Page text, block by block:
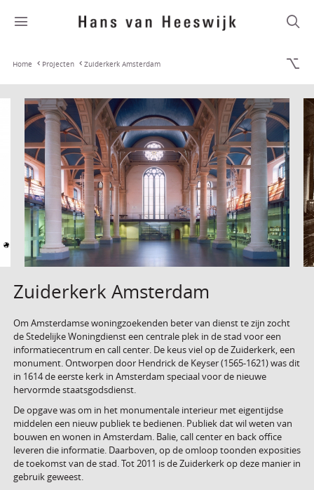
Home Projecten Zuiderkerk Amsterdam
Zuiderkerk Amsterdam
Om Amsterdamse woningzoekenden beter van dienst te zijn zocht
de Stedelijke Woningdienst een centrale plek in de stad voor een
informatiecentrum en call center. De keus viel op de Zuiderkerk, een
monument. Ontworpen door Hendrick de Keyser (1565-1621) was dit
in 1614 de eerste kerk in Amsterdam speciaal voor de nieuwe
hervormde staatsgodsdienst.
De opgave was om in het monumentale interieur met eigentijdse
middelen een nieuw publiek te bedienen. Publiek dat wil weten van
bouwen en wonen in Amsterdam. Balie, call center en back office
leveren die informatie. Daarboven, op de omloop toonden exposities
de toekomst van de stad. Tot 2011 is de Zuiderkerk op deze manier in
gebruik geweest.